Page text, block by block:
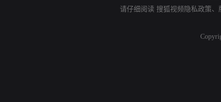
请仔细阅读 搜狐视频隐私政策、